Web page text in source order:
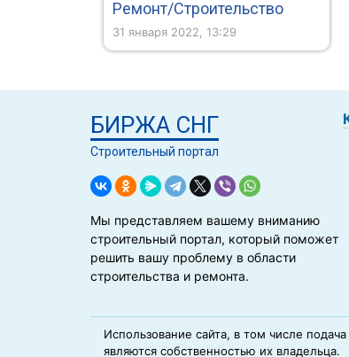
Ремонт/Строительство
31 января 2022, 13:29
БИРЖА СНГ
Строительный портал
Мы представляем вашему вниманию
строительный портал, который поможет
решить вашу проблему в области
строительства и ремонта.
Использование сайта, в том числе
являются собственностью их владельца.